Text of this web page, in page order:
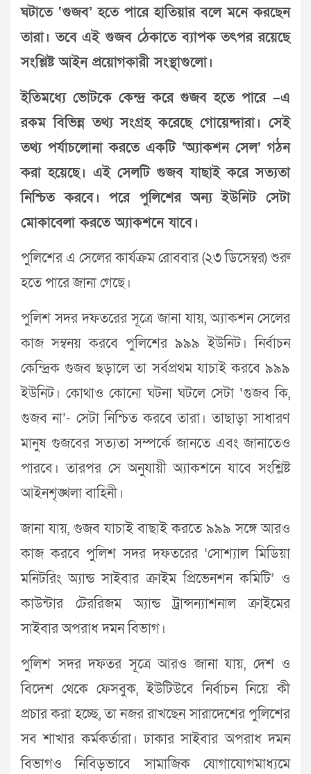
ঘটাতে ‘গুজব’ হতে পারে হাতিয়ার বলে মনে করছেন
তারা। তবে এই গুজব ঠেকাতে ব্যাপক তৎপর রয়েছে
সংশ্লিষ্ট আইন প্রয়োগকারী সংস্থাগুলো।
ইতিমধ্যে ভোটকে কেন্দ্র করে গুজব হতে পারে –এ
রকম বিভিন্ন তথ্য সংগ্রহ করেছে গোয়েন্দারা। সেই
তথ্য পর্যাচলোনা করতে একটি ‘অ্যাকশন সেল’ গঠন
করা হয়েছে। এই সেলটি গুজব যাছাই করে সত্যতা
নিশ্চিত করবে। পরে পুলিশের অন্য ইউনিট সেটা
মোকাবেলা করতে অ্যাকশনে যাবে।
পুলিশের এ সেলের কার্যক্রম রোববার (২৩ ডিসেম্বর) শুরু
হতে পারে জানা গেছে।
পুলিশ সদর দফতরের সূত্রে জানা যায়, অ্যাকশন সেলের
কাজ সম্বনয় করবে পুলিশের ৯৯৯ ইউনিট। নির্বাচন
কেন্দ্রিক গুজব ছড়ালে তা সর্বপ্রথম যাচাই করবে ৯৯৯
ইউনিট। কোথাও কোনো ঘটনা ঘটলে সেটা ‘গুজব কি,
গুজব না’- সেটা নিশ্চিত করবে তারা। তাছাড়া সাধারণ
মানুষ গুজবের সত্যতা সম্পর্কে জানতে এবং জানাতেও
পারবে। তারপর সে অনুযায়ী অ্যাকশনে যাবে সংশ্লিষ্ট
আইনশৃঙ্খলা বাহিনী।
জানা যায়, গুজব যাচাই বাছাই করতে ৯৯৯ সঙ্গে আরও
কাজ করবে পুলিশ সদর দফতরের ‘সোশ্যাল মিডিয়া
মনিটরিং অ্যান্ড সাইবার ক্রাইম প্রিভেনশন কমিটি’ ও
কাউন্টার টেররিজম অ্যান্ড ট্রান্সন্যাশনাল ক্রাইমের
সাইবার অপরাধ দমন বিভাগ।
পুলিশ সদর দফতর সূত্রে আরও জানা যায়, দেশ ও
বিদেশ থেকে ফেসবুক, ইউটিউবে নির্বাচন নিয়ে কী
প্রচার করা হচ্ছে, তা নজর রাখছেন সারাদেশের পুলিশের
সব শাখার কর্মকর্তারা। ঢাকার সাইবার অপরাধ দমন
বিভাগও নিবিড়ভাবে সামাজিক যোগাযোগমাধ্যমে